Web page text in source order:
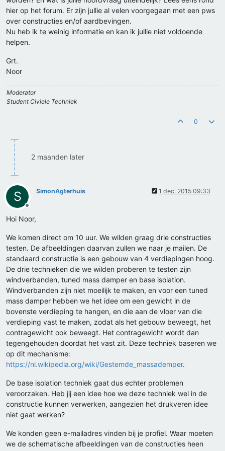
hier op het forum. Er zijn jullie al velen voorgegaan met een pws
over constructies en/of aardbevingen.
Nu heb ik te weinig informatie en kan ik jullie niet voldoende
helpen.
Grt.
Noor
Moderator
Student Civiele Techniek
0
2 maanden later
S
Offline
SimonAgterhuis 1 dec. 2015 09:33
Hoi Noor,
We komen direct om 10 uur. We wilden graag drie constructies
testen. De afbeeldingen daarvan zullen we naar je mailen. De
standaard constructie is een gebouw van 4 verdiepingen hoog.
De drie technieken die we wilden proberen te testen zijn
windverbanden, tuned mass damper en base isolation.
Windverbanden zijn niet moeilijk te maken, en voor een tuned
mass damper hebben we het idee om een gewicht in de
bovenste verdieping te hangen, en die aan de vloer van die
verdieping vast te maken, zodat als het gebouw beweegt, het
contragewicht ook beweegt. Het contragewicht wordt dan
tegengehouden doordat het vast zit. Deze techniek baseren we
op dit mechanisme:
https://nl.wikipedia.org/wiki/Gestemde_massademper.
De base isolation techniek gaat dus echter problemen
veroorzaken. Heb jij een idee hoe we deze techniek wel in de
constructie kunnen verwerken, aangezien het drukveren idee
niet gaat werken?
We konden geen e-mailadres vinden bij je profiel. Waar moeten
we de schematische afbeeldingen van de constructies heen